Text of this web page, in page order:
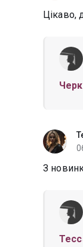
Цікаво,
З